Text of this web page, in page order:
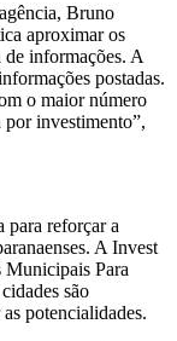
Bruno
aproximar os
informações. A
postadas.
o maior número
por investimento”,
para reforçar a
A Invest
Municipais Para
são
potencialidades.